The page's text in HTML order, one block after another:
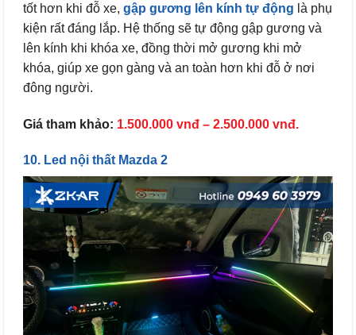
tốt hơn khi đỗ xe, gập gương lên kính tự động là phụ
kiện rất đáng lắp. Hệ thống sẽ tự động gập gương và
lên kính khi khóa xe, đồng thời mở gương khi mở
khóa, giúp xe gọn gàng và an toàn hơn khi đỗ ở nơi
đông người.
Giá tham khảo: 1.500.000 vnđ – 2.500.000 vnđ.
10. Led nội thất Mazda 2